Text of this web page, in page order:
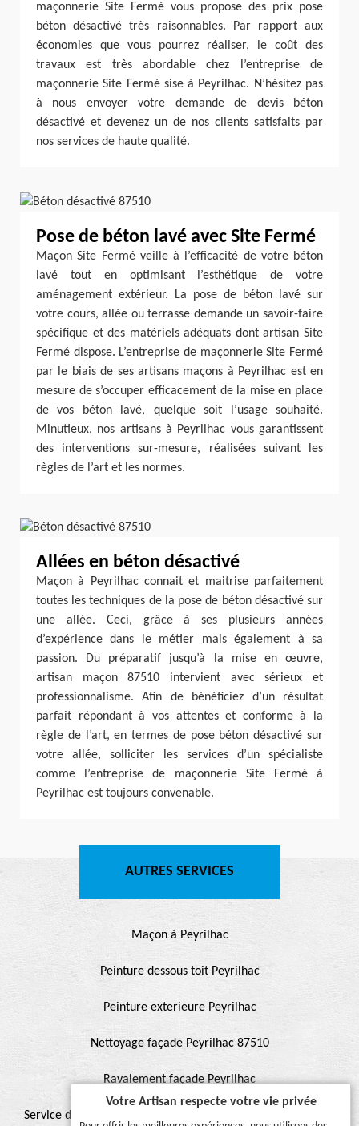
maçonnerie Site Fermé vous propose des prix pose
béton désactivé très raisonnables. Par rapport aux
économies que vous pourrez réaliser, le coût des
travaux est très abordable chez l’entreprise de
maçonnerie Site Fermé sise à Peyrilhac. N’hésitez pas
à nous envoyer votre demande de devis béton
désactivé et devenez un de nos clients satisfaits par
nos services de haute qualité.
Pose de béton lavé avec Site Fermé
Maçon Site Fermé veille à l’efficacité de votre béton
lavé tout en optimisant l’esthétique de votre
aménagement extérieur. La pose de béton lavé sur
votre cours, allée ou terrasse demande un savoir-faire
spécifique et des matériels adéquats dont artisan Site
Fermé dispose. L’entreprise de maçonnerie Site Fermé
par le biais de ses artisans maçons à Peyrilhac est en
mesure de s’occuper efficacement de la mise en place
de vos béton lavé, quelque soit l’usage souhaité.
Minutieux, nos artisans à Peyrilhac vous garantissent
des interventions sur-mesure, réalisées suivant les
règles de l’art et les normes.
Allées en béton désactivé
Maçon à Peyrilhac connait et maitrise parfaitement
toutes les techniques de la pose de béton désactivé sur
une allée. Ceci, grâce à ses plusieurs années
d’expérience dans le métier mais également à sa
passion. Du préparatif jusqu’à la mise en œuvre,
artisan maçon 87510 intervient avec sérieux et
professionnalisme. Afin de bénéficiez d’un résultat
parfait répondant à vos attentes et conforme à la
règle de l’art, en termes de pose béton désactivé sur
votre allée, solliciter les services d’un spécialiste
comme l’entreprise de maçonnerie Site Fermé à
Peyrilhac est toujours convenable.
AUTRES SERVICES
Maçon à Peyrilhac
Peinture dessous toit Peyrilhac
Peinture exterieure Peyrilhac
Nettoyage façade Peyrilhac 87510
Ravalement façade Peyrilhac
Service de peinture et hydrofuge de toiture Peyrilhac 87510
Votre Artisan respecte votre vie privée